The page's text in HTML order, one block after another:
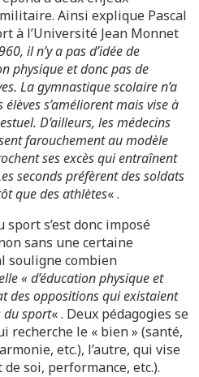
Ainsi explique Pascal
à l’Université Jean Monnet
il n’y a pas d’idée de
physique et donc pas de
La gymnastique scolaire n’a
s’améliorent mais vise à
D’ailleurs, les médecins
farouchement au modèle
ses excès qui entraînent
seconds préfèrent des soldats
que des athlètes« .
sport s’est donc imposé
sans une certaine
souligne combien
« d’éducation physique et
des oppositions qui existaient
du sport« . Deux pédagogies se
recherche le « bien » (santé,
etc.), l’autre, qui vise
soi, performance, etc.).